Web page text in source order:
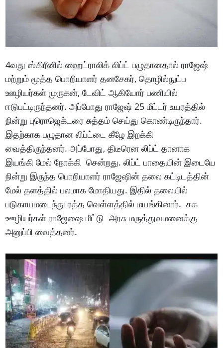
4வது ஸ்கிரீனில் ஹைட்ராலிக் லிப்ட் பழுதானதால் ராஜேஷ்
மற்றும் மூத்த பொறியாளர் தனசேகர், தொழில்நுட்ப
ஊழியர்கள் முருகன், டேவிட் ஆகியோர் பணியில்
ஈடுபட்டிருந்தனர். அப்போது ராஜேஷ் 25 மீட்டர் உயரத்தில்
நின்று புரொஜெக்டரை சுத்தம் செய்து கொண்டிருந்தார்.
இதற்காக பழுதான லிப்ட்டை கீழே இறக்கி
வைத்திருந்தனர். அப்போது, திடீரென லிப்ட் தானாக
இயங்கி மேல் நோக்கி சென்றது. லிப்ட் பாதையின் இடையே
நின்று இருந்த பொறியாளர் ராஜேஷின் தலை கட்டிடத்தின்
மேல் தளத்தில் பலமாக மோதியது. இதில் தலையில்
படுகாயமடைந்து ரத்த வெள்ளத்தில் மயங்கினார். சக
ஊழியர்கள் ராஜேஷை மீட்டு அரசு மருத்துவமனைக்கு
அனுப்பி வைத்தனர்.